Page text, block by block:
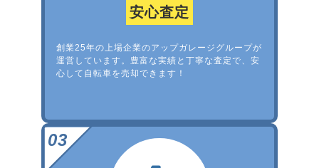
安心査定
創業25年の上場企業のアップガレージグループが
運営しています。豊富な実績と丁寧な査定で、安
心して自転車を売却できます！